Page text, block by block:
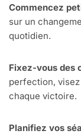
Commencez
sur un
quotidien.
Fixez-vous des
perfection,
chaque victoire.
Planifiez vos